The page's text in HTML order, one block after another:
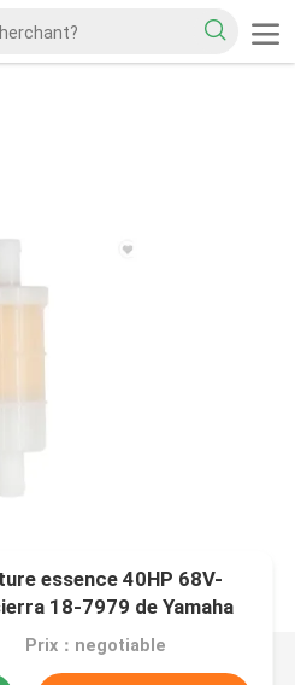
essence 40HP 68V-
18-7979 de Yamaha
Prix：negotiable